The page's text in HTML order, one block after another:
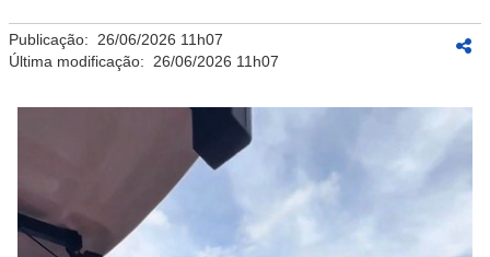
Publicação: 26/06/2026 11h07
Última modificação: 26/06/2026 11h07